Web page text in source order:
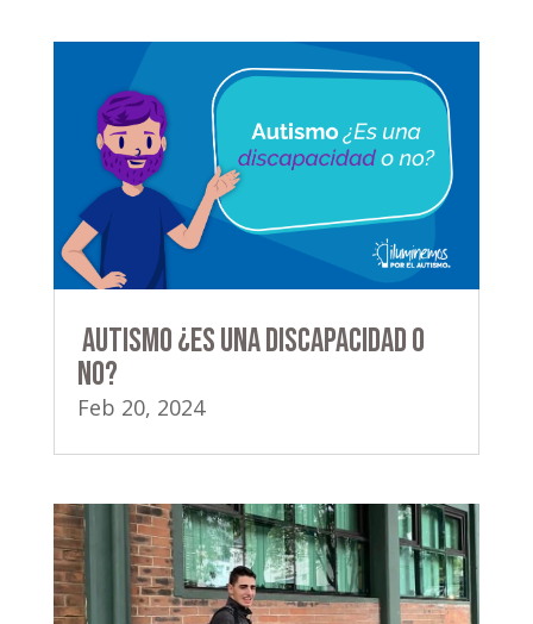
Autismo ¿Es una discapacidad o
no?
Feb 20, 2024